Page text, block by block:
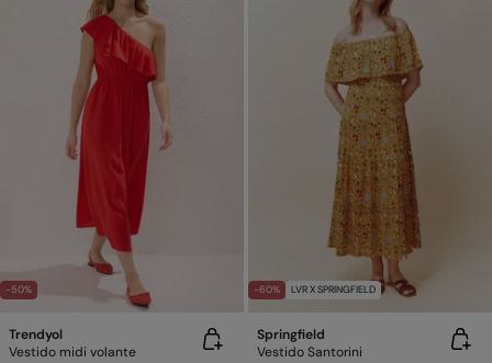
-50%
Trendyol
Vestido midi volante
-60% LVR X SPRINGFIELD
Springfield
Vestido Santorini